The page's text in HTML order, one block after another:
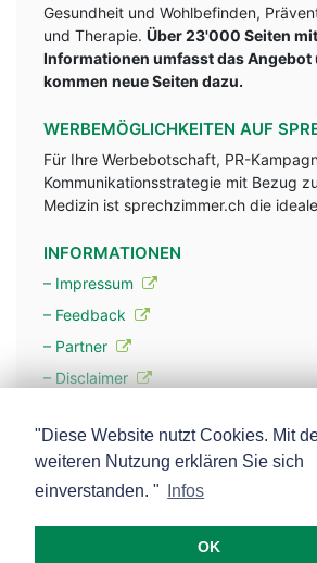
Gesundheit und Wohlbefinden,
und Therapie. Über 23'000 Seiten
Informationen umfasst das Angebot
kommen neue Seiten dazu.
WERBEMÖGLICHKEITEN AUF
Für Ihre Werbebotschaft, PR-
Kommunikationsstrategie mit Bezug
Medizin ist sprechzimmer.ch die
INFORMATIONEN
– Impressum
– Feedback
– Partner
– Disclaimer
– Werbung
– Mehr über unsere Experten
"Diese Website nutzt Cookies. Mit
weiteren Nutzung erklären Sie sich
einverstanden. "
Infos
OK